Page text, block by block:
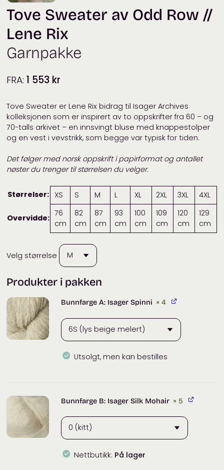
Tove Sweater av Odd Row //
Lene Rix
Garnpakke
FRA:1 553 kr
Tove Sweater er Lene Rix bidrag til Isager Archives
kolleksjonen som er inspirert av to oppskrifter fra 60 – og
70-talls arkivet – en innsvingt bluse med knappestolper
og en vest i vevstrikk, som begge var typisk for tiden.
Det følger med norsk oppskrift i papirformat og antallet
nøster du trenger til størrelsen du velger.
Størrelser: XS S M L XL 2XL 3XL 4XL
Overvidde: 76
cm
82
cm
87
cm
93
cm
100
cm
109
cm
120
cm
129
cm
Velg størrelse
Produkter i pakken
Bunnfarge A: Isager Spinni × 4
Utsolgt, men kan bestilles
antall
Bunnfarge B: Isager Silk Mohair × 5
Nettbutikk: På lager